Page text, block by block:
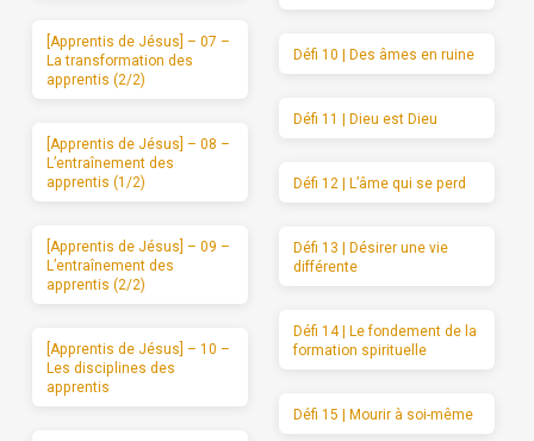
[Apprentis de Jésus] – 07 –
La transformation des
apprentis (2/2)
[Apprentis de Jésus] – 08 –
L’entraînement des
apprentis (1/2)
[Apprentis de Jésus] – 09 –
L’entraînement des
apprentis (2/2)
[Apprentis de Jésus] – 10 –
Les disciplines des
apprentis
Défi 10 | Des âmes en ruine
Défi 11 | Dieu est Dieu
Défi 12 | L’âme qui se perd
Défi 13 | Désirer une vie
différente
Défi 14 | Le fondement de la
formation spirituelle
Défi 15 | Mourir à soi-même